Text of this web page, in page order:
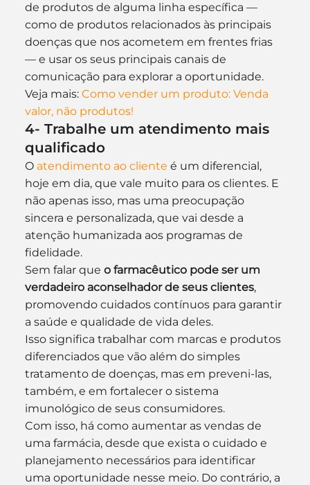
de produtos de alguma linha específica —
como de produtos relacionados às principais
doenças que nos acometem em frentes frias
— e usar os seus principais canais de
comunicação para explorar a oportunidade.
Veja mais: Como vender um produto: Venda
valor, não produtos!
4- Trabalhe um atendimento mais
qualificado
O atendimento ao cliente é um diferencial,
hoje em dia, que vale muito para os clientes. E
não apenas isso, mas uma preocupação
sincera e personalizada, que vai desde a
atenção humanizada aos programas de
fidelidade.
Sem falar que o farmacêutico pode ser um
verdadeiro aconselhador de seus clientes,
promovendo cuidados contínuos para garantir
a saúde e qualidade de vida deles.
Isso significa trabalhar com marcas e produtos
diferenciados que vão além do simples
tratamento de doenças, mas em preveni-las,
também, e em fortalecer o sistema
imunológico de seus consumidores.
Com isso, há como aumentar as vendas de
uma farmácia, desde que exista o cuidado e
planejamento necessários para identificar
uma oportunidade nesse meio. Do contrário, a